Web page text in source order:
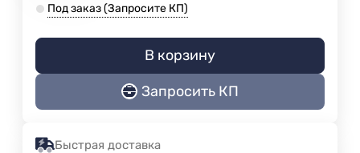
Под заказ (Запросите КП)
В корзину
Запросить КП
Быстрая доставка